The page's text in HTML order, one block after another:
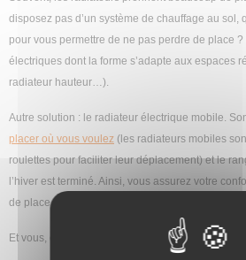
disposez pas d’un système de chauffage au sol,
pour vous permettre de ne pas perdre de place
électriques dont la forme s’adapte aux espaces
radiateur hauteur…).
Autre solution : le radiateur électrique mobile.
placer où vous voulez (les radiateurs mobiles
roulettes pour faciliter leur déplacement) et le
l’hiver est terminé. Ainsi, vous assurez votre
de place en été.
Et vous, quelles sont vos astuces pour gagner